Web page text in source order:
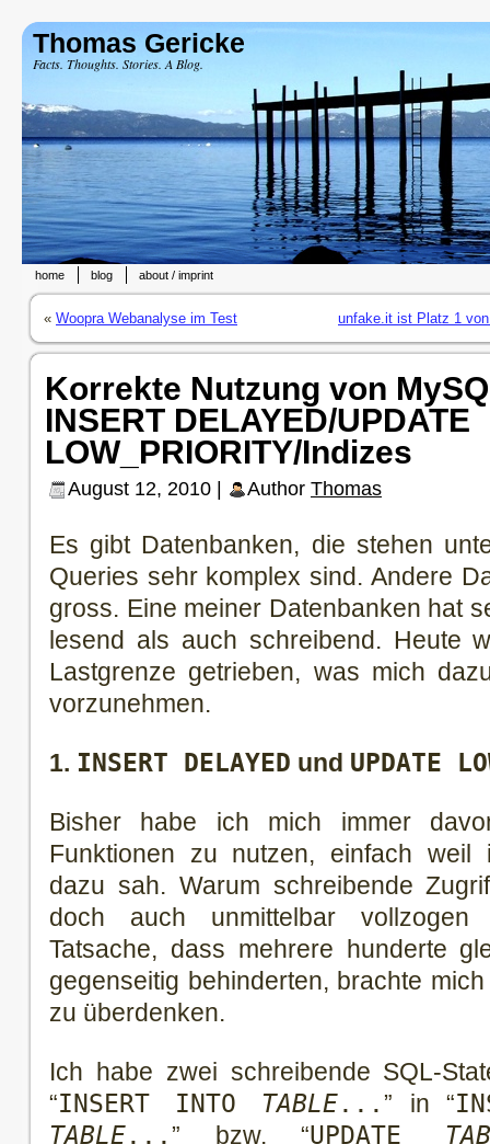
Thomas Gericke
Facts. Thoughts. Stories. A Blog.
home blog about / imprint
« Woopra Webanalyse im Test unfake.it ist Platz 1
Korrekte Nutzung von
INSERT DELAYED/UPDATE
LOW_PRIORITY/Indizes
August 12, 2010 | Author Thomas
Es gibt Datenbanken, die stehen
Queries sehr komplex sind. Andere
gross. Eine meiner Datenbanken hat
lesend als auch schreibend. Heute
Lastgrenze getrieben, was mich
vorzunehmen.
1. INSERT DELAYED und UPDATE
Bisher habe ich mich immer
Funktionen zu nutzen, einfach weil
dazu sah. Warum schreibende
doch auch unmittelbar
Tatsache, dass mehrere hunderte
gegenseitig behinderten, brachte
zu überdenken.
Ich habe zwei schreibende SQL-
“INSERT INTO TABLE... ” in “
TABLE... ” bzw. “UPDATE